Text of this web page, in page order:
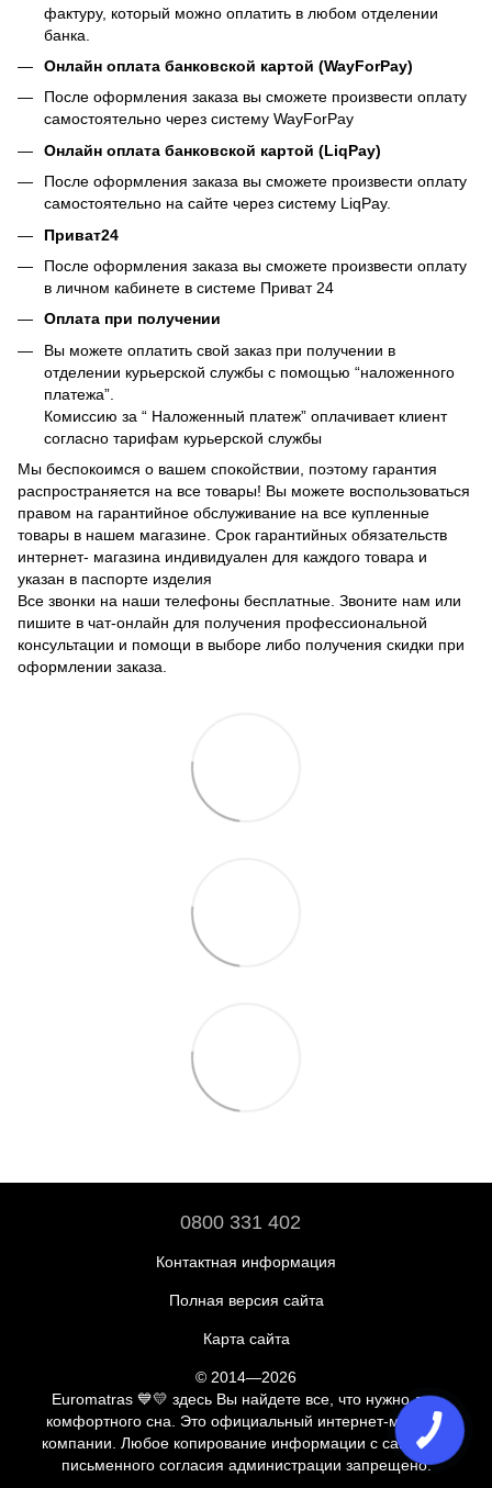
фактуру, который можно оплатить в любом отделении
банка.
Онлайн оплата банковской картой (WayForPay)
После оформления заказа вы сможете произвести оплату
самостоятельно через систему WayForPay
Онлайн оплата банковской картой (LiqPay)
После оформления заказа вы сможете произвести оплату
самостоятельно на сайте через систему LiqPay.
Приват24
После оформления заказа вы сможете произвести оплату
в личном кабинете в системе Приват 24
Оплата при получении
Вы можете оплатить свой заказ при получении в
отделении курьерской службы с помощью “наложенного
платежа”.
Комиссию за “ Наложенный платеж” оплачивает клиент
согласно тарифам курьерской службы
Мы беспокоимся о вашем спокойствии, поэтому гарантия
распространяется на все товары! Вы можете воспользоваться
правом на гарантийное обслуживание на все купленные
товары в нашем магазине. Срок гарантийных обязательств
интернет- магазина индивидуален для каждого товара и
указан в паспорте изделия
Все звонки на наши телефоны бесплатные. Звоните нам или
пишите в чат-онлайн для получения профессиональной
консультации и помощи в выборе либо получения скидки при
оформлении заказа.
0800 331 402
Контактная информация
Полная версия сайта
Карта сайта
© 2014—2026
Euromatras 💙💛 здесь Вы найдете все, что нужно для
комфортного сна. Это официальный интернет-магазин
компании. Любое копирование информации с сайта без
письменного согласия администрации запрещено.